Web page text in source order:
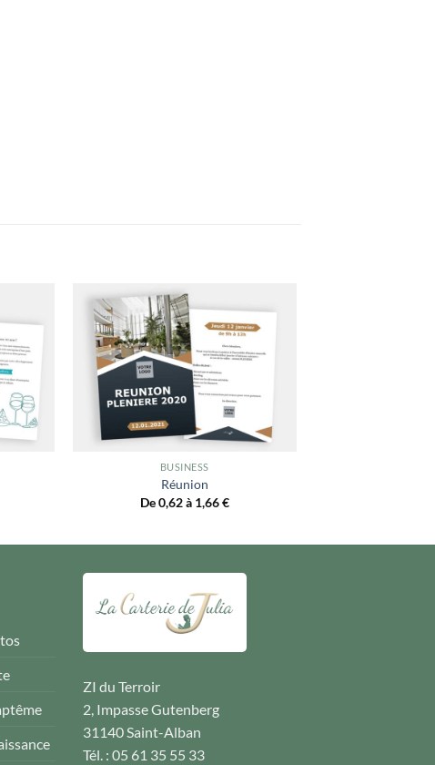
BUSINESS
Réunion
De 0,62 à 1,66€
ZI du Terroir
2, Impasse Gutenberg
31140 Saint-Alban
Tél. : 05 61 35 55 33